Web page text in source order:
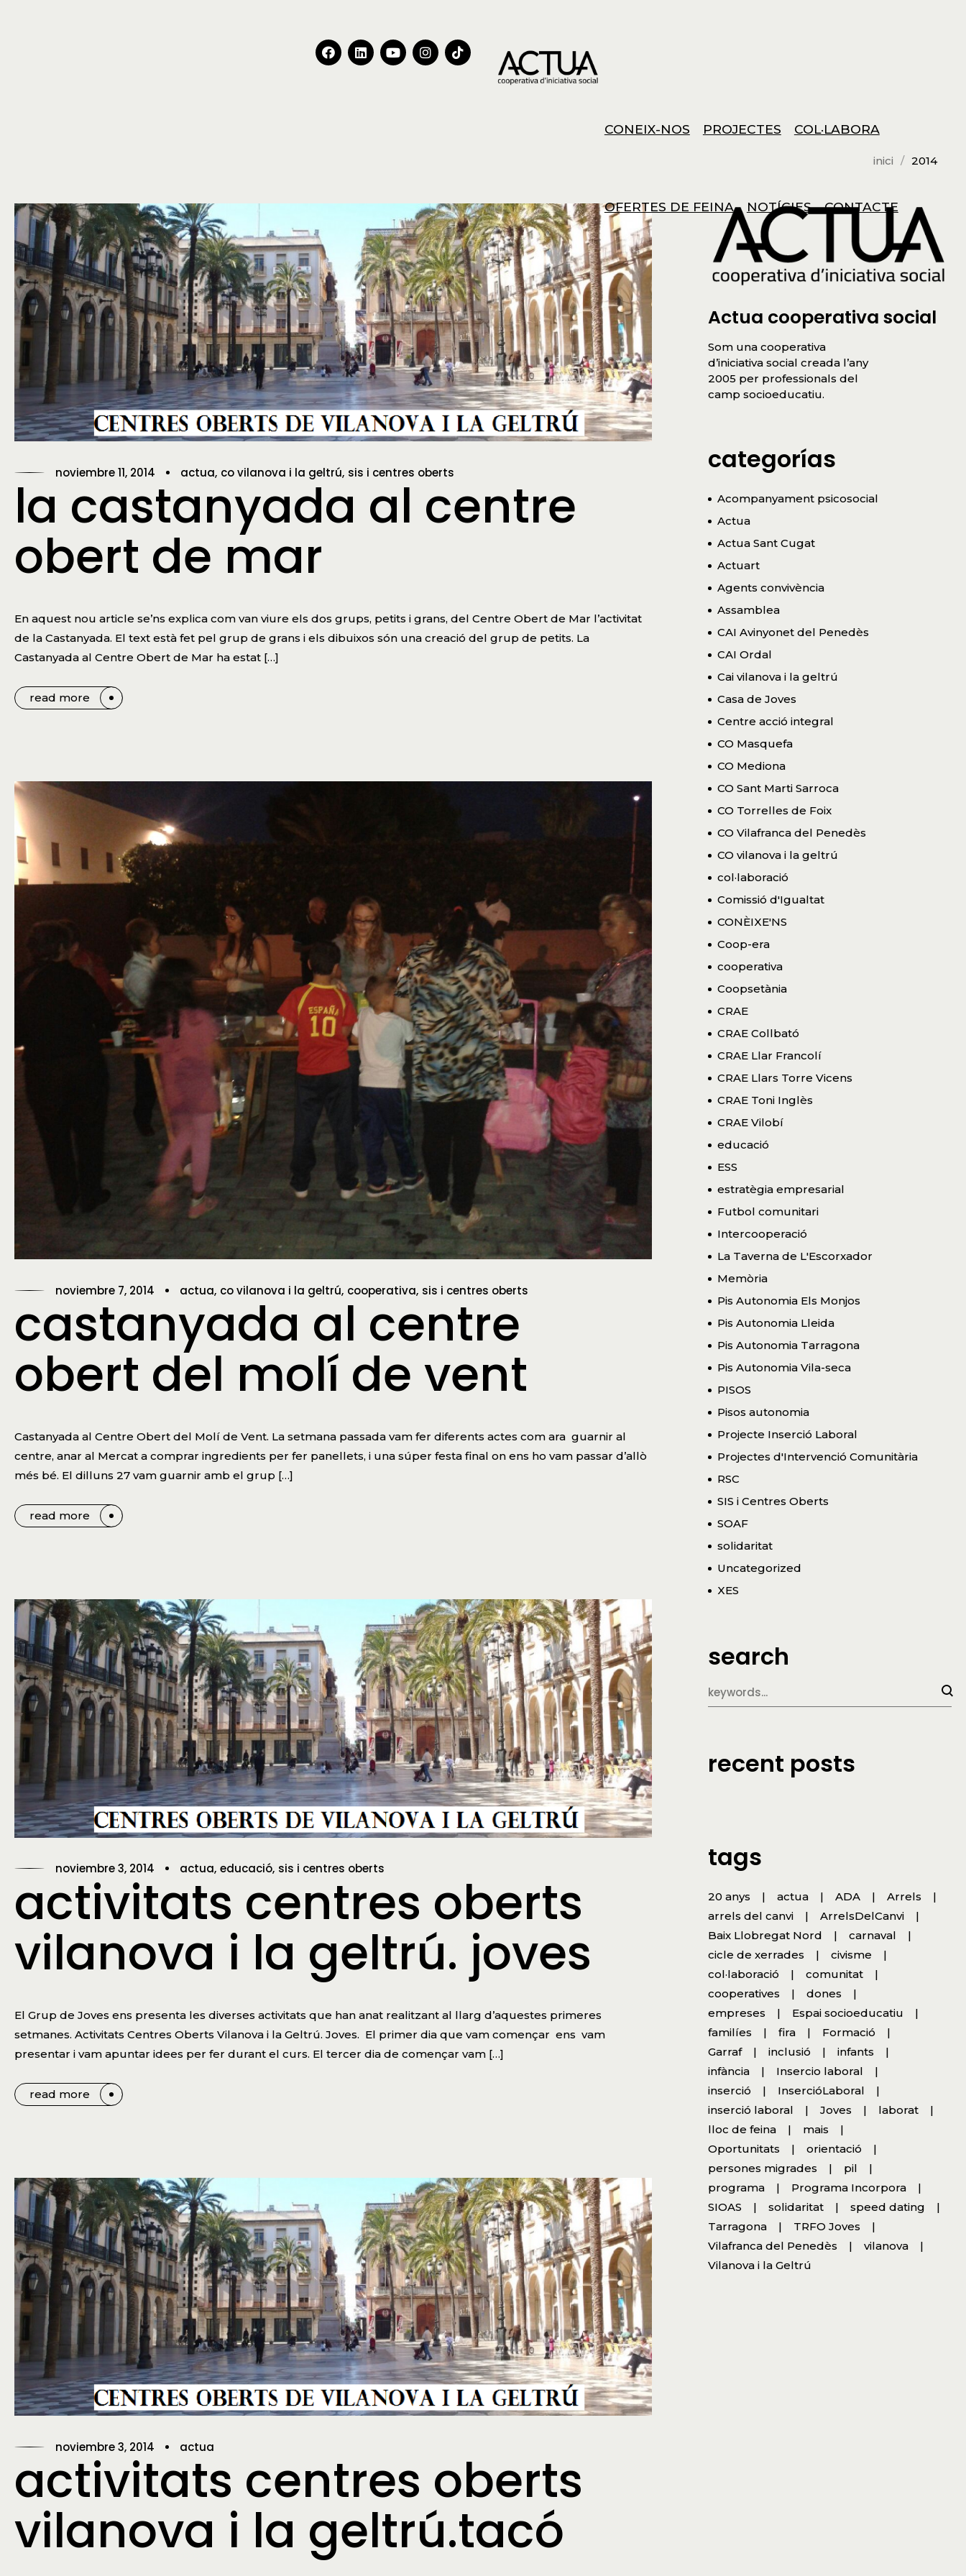
CONEIX-NOS PROJECTES COL·LABORA
OFERTES DE FEINA NOTÍCIES CONTACTE
inici 2014
noviembre 11, 2014 actua co vilanova i la geltrú sis i centres oberts
la castanyada al centre
obert de mar
En aquest nou article se’ns explica com van viure els dos grups, petits i grans, del Centre Obert de Mar l’activitat
de la Castanyada. El text està fet pel grup de grans i els dibuixos són una creació del grup de petits. La
Castanyada al Centre Obert de Mar ha estat […]
read more
noviembre 7, 2014 actua co vilanova i la geltrú cooperativa sis i centres oberts
castanyada al centre
obert del molí de vent
Castanyada al Centre Obert del Molí de Vent. La setmana passada vam fer diferents actes com ara guarnir al
centre, anar al Mercat a comprar ingredients per fer panellets, i una súper festa final on ens ho vam passar d’allò
més bé. El dilluns 27 vam guarnir amb el grup […]
read more
noviembre 3, 2014 actua educació sis i centres oberts
activitats centres oberts
vilanova i la geltrú. joves
El Grup de Joves ens presenta les diverses activitats que han anat realitzant al llarg d’aquestes primeres
setmanes. Activitats Centres Oberts Vilanova i la Geltrú. Joves. El primer dia que vam començar ens vam
presentar i vam apuntar idees per fer durant el curs. El tercer dia de començar vam […]
read more
noviembre 3, 2014 actua
activitats centres oberts
vilanova i la geltrú.tacó
Actua cooperativa social
Som una cooperativa
d’iniciativa social creada l’any
2005 per professionals del
camp socioeducatiu.
categorías
Acompanyament psicosocial
Actua
Actua Sant Cugat
Actuart
Agents convivència
Assamblea
CAI Avinyonet del Penedès
CAI Ordal
Cai vilanova i la geltrú
Casa de Joves
Centre acció integral
CO Masquefa
CO Mediona
CO Sant Marti Sarroca
CO Torrelles de Foix
CO Vilafranca del Penedès
CO vilanova i la geltrú
col·laboració
Comissió d'Igualtat
CONÈIXE'NS
Coop-era
cooperativa
Coopsetània
CRAE
CRAE Collbató
CRAE Llar Francolí
CRAE Llars Torre Vicens
CRAE Toni Inglès
CRAE Vilobí
educació
ESS
estratègia empresarial
Futbol comunitari
Intercooperació
La Taverna de L'Escorxador
Memòria
Pis Autonomia Els Monjos
Pis Autonomia Lleida
Pis Autonomia Tarragona
Pis Autonomia Vila-seca
PISOS
Pisos autonomia
Projecte Inserció Laboral
Projectes d'Intervenció Comunitària
RSC
SIS i Centres Oberts
SOAF
solidaritat
Uncategorized
XES
search
recent posts
tags
20 anys actua ADA
Arrels
arrels del canvi
ArrelsDelCanvi
Baix Llobregat Nord
carnaval
cicle de xerrades
civisme
col·laboració
comunitat
cooperatives
dones
empreses
Espai socioeducatiu
familíes
fira
Formació
Garraf
inclusió
infants
infància
Insercio laboral
inserció
InsercióLaboral
inserció laboral
Joves
laborat
lloc de feina
mais
Oportunitats
orientació
persones migrades
pil
programa
Programa Incorpora
SIOAS
solidaritat
speed dating
Tarragona
TRFO Joves
Vilafranca del Penedès
vilanova
Vilanova i la Geltrú